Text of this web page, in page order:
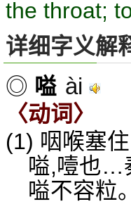
the throat;
详细字义解
◎ 嗌 ài
〈动词〉
(1) 咽喉塞住
嗌,噎也…
嗌不容粒